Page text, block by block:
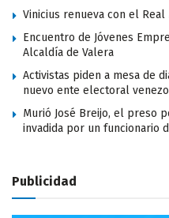
Vinicius renueva con el Real
Encuentro de Jóvenes
Alcaldía de Valera
Activistas piden a mesa de
nuevo ente electoral
Murió José Breijo, el preso
invadida por un funcionario
Publicidad